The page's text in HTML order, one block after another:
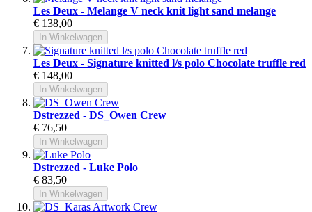
Les Deux - Melange V neck knit light sand melange
€ 138,00
In Winkelwagen
Les Deux - Signature knitted l/s polo Chocolate truffle red
€ 148,00
In Winkelwagen
Dstrezzed - DS_Owen Crew
€ 76,50
In Winkelwagen
Dstrezzed - Luke Polo
€ 83,50
In Winkelwagen